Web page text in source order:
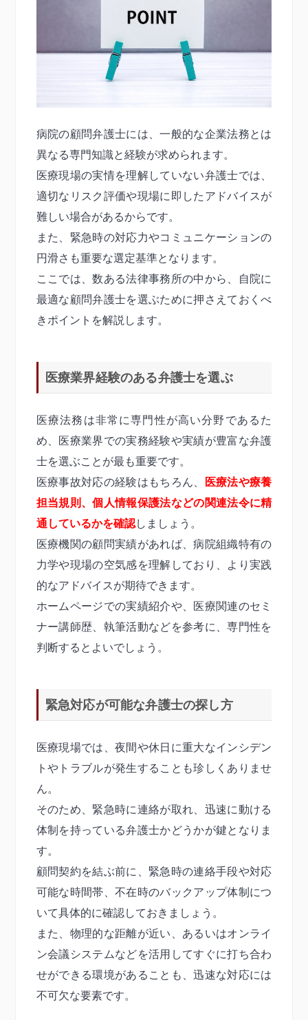
病院の顧問弁護士には、一般的な企業法務とは
異なる専門知識と経験が求められます。
医療現場の実情を理解していない弁護士では、
適切なリスク評価や現場に即したアドバイスが
難しい場合があるからです。
また、緊急時の対応力やコミュニケーションの
円滑さも重要な選定基準となります。
ここでは、数ある法律事務所の中から、自院に
最適な顧問弁護士を選ぶために押さえておくべ
きポイントを解説します。
医療業界経験のある弁護士を選ぶ
医療法務は非常に専門性が高い分野であるた
め、医療業界での実務経験や実績が豊富な弁護
士を選ぶことが最も重要です。
医療事故対応の経験はもちろん、
医療法や療養
担当規則、個人情報保護法などの関連法令に精
通しているかを確認しましょう。
医療機関の顧問実績があれば、病院組織特有の
力学や現場の空気感を理解しており、より実践
的なアドバイスが期待できます。
ホームページでの実績紹介や、医療関連のセミ
ナー講師歴、執筆活動などを参考に、専門性を
判断するとよいでしょう。
緊急対応が可能な弁護士の探し方
医療現場では、夜間や休日に重大なインシデン
トやトラブルが発生することも珍しくありませ
ん。
そのため、緊急時に連絡が取れ、迅速に動ける
体制を持っている弁護士かどうかが鍵となりま
す。
顧問契約を結ぶ前に、緊急時の連絡手段や対応
可能な時間帯、不在時のバックアップ体制につ
いて具体的に確認しておきましょう。
また、物理的な距離が近い、あるいはオンライ
ン会議システムなどを活用してすぐに打ち合わ
せができる環境があることも、迅速な対応には
不可欠な要素です。